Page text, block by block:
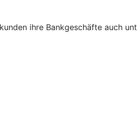
ihre Bankgeschäfte auch